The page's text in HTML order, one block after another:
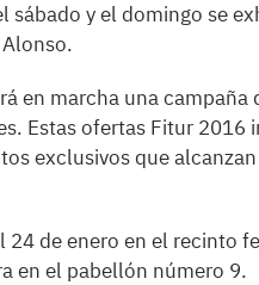
sábado y el domingo se
en marcha una
Estas ofertas Fitur 2016
exclusivos que
24 de enero en el recinto
en el pabellón número 9.